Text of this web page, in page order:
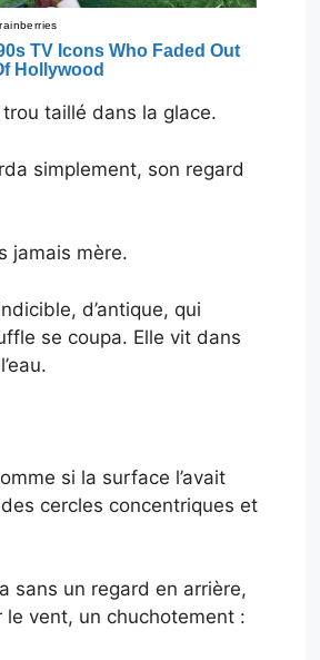
taillé dans la glace.
simplement, son regard
jamais mère.
d’antique, qui
se coupa. Elle vit dans
si la surface l’avait
cercles concentriques et
sans un regard en arrière,
vent, un chuchotement :